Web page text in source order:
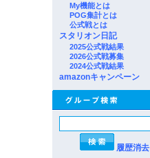
My機能とは
POG集計とは
公式戦とは
スタリオン日記
2025公式戦結果
2026公式戦募集
2024公式戦結果
amazonキャンペーン
履歴消去